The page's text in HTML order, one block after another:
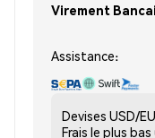
Virement
Assistance:
Devises USD/
Frais le plus bas